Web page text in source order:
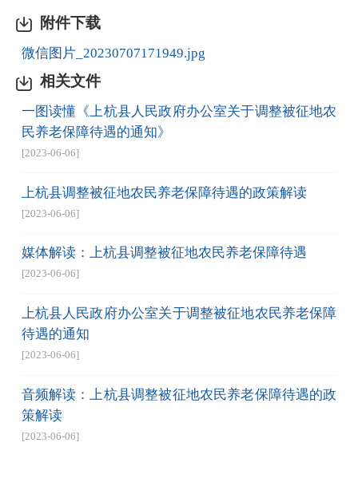
附件下载
微信图片_20230707171949.jpg
相关文件
一图读懂《上杭县人民政府办公室关于调整被征地农
民养老保障待遇的通知》
[2023-06-06]
上杭县调整被征地农民养老保障待遇的政策解读
[2023-06-06]
媒体解读：上杭县调整被征地农民养老保障待遇
[2023-06-06]
上杭县人民政府办公室关于调整被征地农民养老保障
待遇的通知
[2023-06-06]
音频解读：上杭县调整被征地农民养老保障待遇的政
策解读
[2023-06-06]